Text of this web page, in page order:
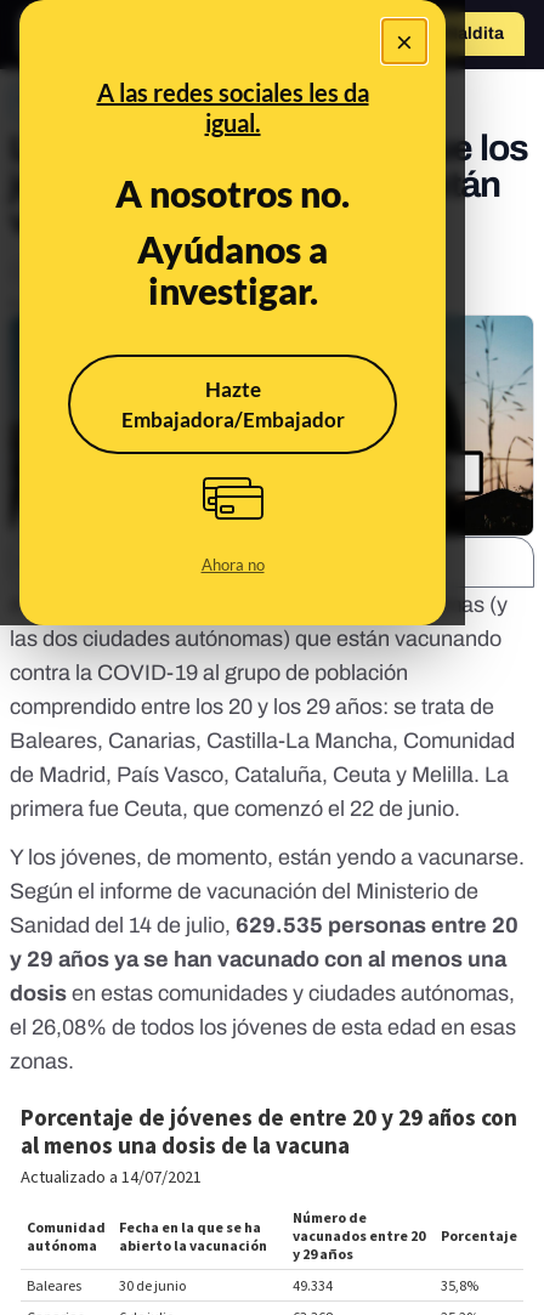
×
A las redes sociales les da
igual.
A nosotros no.
Ayúdanos a
investigar.
Hazte
Embajadora/Embajador
Ahora no
Hazte Maldito
a
PREBUNKING
Los datos que muestran que los
jóvenes españoles sí se están
vacunando
Jul 15, 2021, 5:03:00 PM
A 15 de julio ya hay seis comunidades autónomas (y
las dos ciudades autónomas) que están vacunando
contra la COVID-19 al grupo de población
comprendido entre los 20 y los 29 años: se trata de
Baleares, Canarias, Castilla-La Mancha, Comunidad
de Madrid, País Vasco, Cataluña, Ceuta y Melilla. La
primera fue Ceuta, que comenzó el 22 de junio.
Y los jóvenes, de momento, están yendo a vacunarse.
Según el informe de vacunación del Ministerio de
Sanidad del 14 de julio, 629.535 personas entre 20
y 29 años ya se han vacunado con al menos una
dosis en estas comunidades y ciudades autónomas,
el 26,08% de todos los jóvenes de esta edad en esas
zonas.